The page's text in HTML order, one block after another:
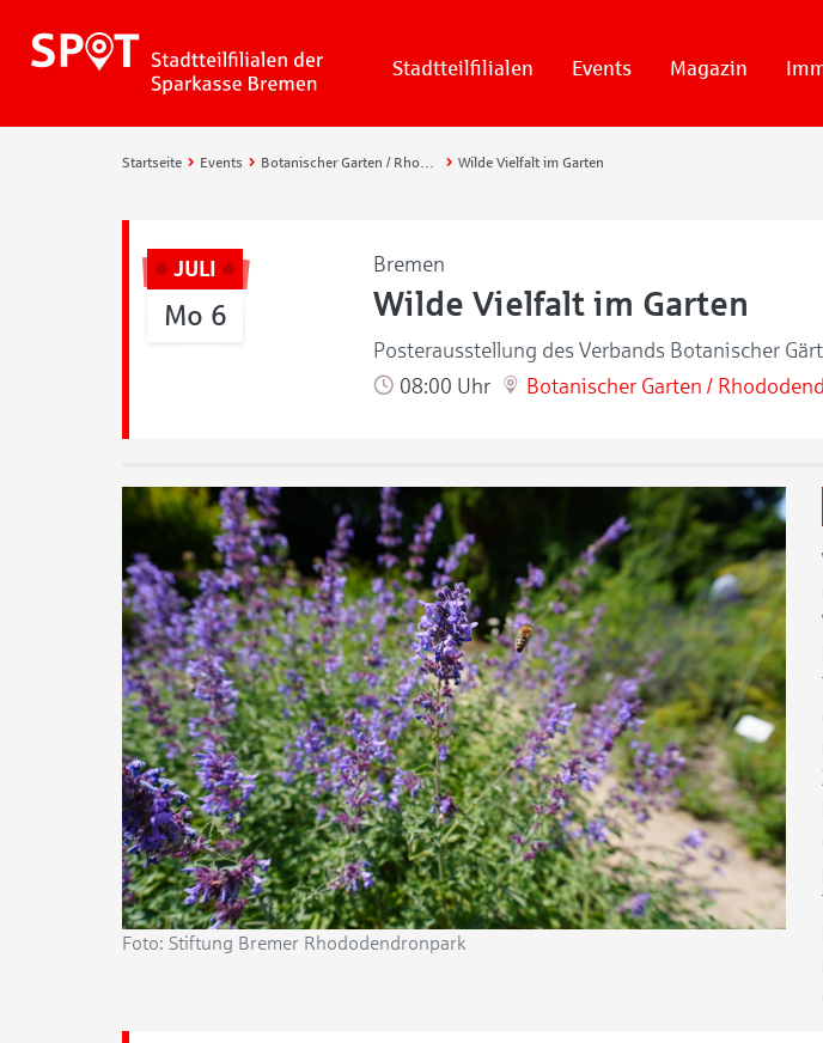
Stadtteilfilialen Events Magazin
Startseite Events Botanischer Garten / Rhododendronpark Wilde Vielfalt im Garten
JULI
Mo 6
Bremen
Wilde Vielfalt im Garten
Posterausstellung des Verbands Botanischer
08:00 Uhr
Botanischer Garten /
Foto: Stiftung Bremer Rhododendronpark